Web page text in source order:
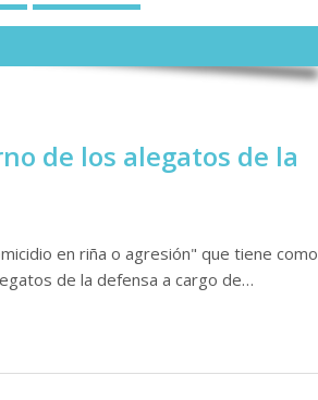
de los alegatos de la
en riña o agresión" que tiene como
de la defensa a cargo de…